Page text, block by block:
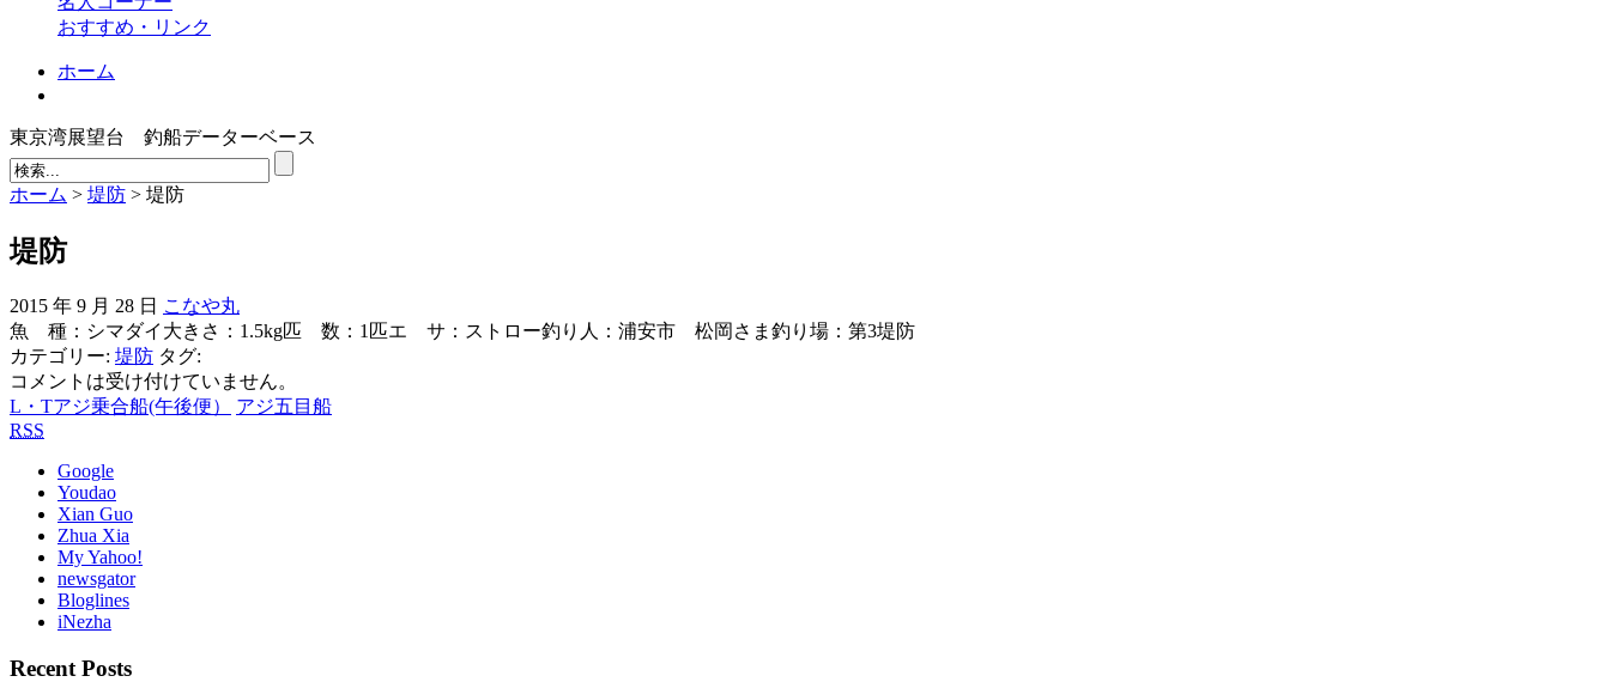
おすすめ・リンク
ホーム
東京湾展望台 釣船データーベース
ホーム > 堤防 > 堤防
堤防
2015 年 9 月 28 日 こなや丸
魚 種：シマダイ大きさ：1.5kg匹 数：1匹エ サ：ストロー釣り人：浦安市 松岡さま釣り場：第3堤防
カテゴリー: 堤防 タグ:
コメントは受け付けていません。
L・Tアジ乗合船(午後便）
アジ五目船
RSS
Google
Youdao
Xian Guo
Zhua Xia
My Yahoo!
newsgator
Bloglines
iNezha
Recent Posts